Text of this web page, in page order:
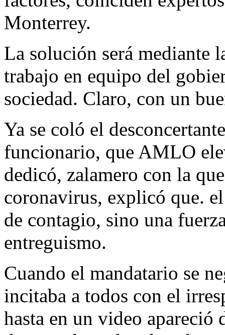
Monterrey.
La solución será mediante
trabajo en equipo del
sociedad. Claro, con un
Ya se coló el
funcionario, que AMLO
dedicó, zalamero con la
coronavirus, explicó que.
de contagio, sino una
entreguismo.
Cuando el mandatario se
incitaba a todos con el
hasta en un video apareció